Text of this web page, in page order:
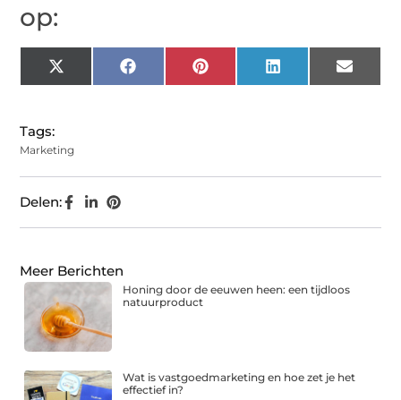
op:
X
(Twitter)
Facebook Pinterest LinkedIn Email
Tags:
Marketing
Delen:
Meer Berichten
Honing door de eeuwen heen: een tijdloos
natuurproduct
Wat is vastgoedmarketing en hoe zet je het
effectief in?